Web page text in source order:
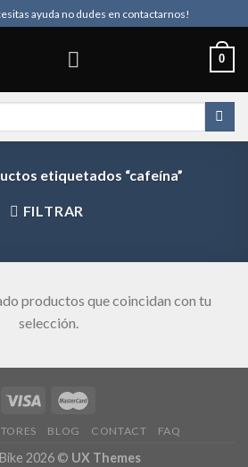
ayuda no dudes en contactarnos!
0
etiquetados “cafeína”
FILTRAR
productos que coincidan con tu
selección.
BLOG CONTACT FAQ
2026 © UX Themes